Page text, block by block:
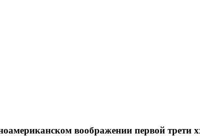
воображении первой трети